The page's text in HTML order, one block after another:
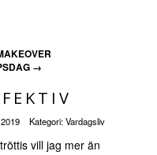
→
Kategori:Vardagsliv
vill jag mer än